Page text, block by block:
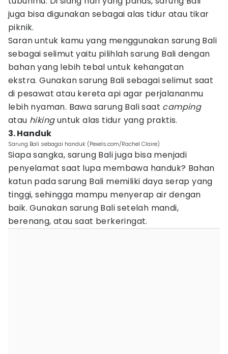
juga bisa digunakan sebagai alas tidur atau tikar
piknik.
Saran untuk kamu yang menggunakan sarung Bali
sebagai selimut yaitu pilihlah sarung Bali dengan
bahan yang lebih tebal untuk kehangatan
ekstra. Gunakan sarung Bali sebagai selimut saat
di pesawat atau kereta api agar perjalananmu
lebih nyaman. Bawa sarung Bali saat camping
atau hikinguntuk alas tidur yang praktis.
3. Handuk
Sarung Bali sebagai handuk (Pexels.com/Rachel Claire)
Siapa sangka, sarung Bali juga bisa menjadi
penyelamat saat lupa membawa handuk? Bahan
katun pada sarung Bali memiliki daya serap yang
tinggi, sehingga mampu menyerap air dengan
baik. Gunakan sarung Bali setelah mandi,
berenang, atau saat berkeringat.